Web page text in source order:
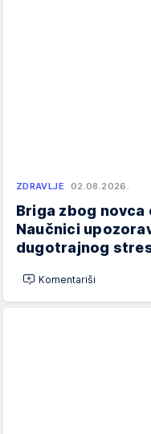
ZDRAVLJE 02.08.2026.
Briga zbog
Naučnici
dugotrajnog
Komentariši